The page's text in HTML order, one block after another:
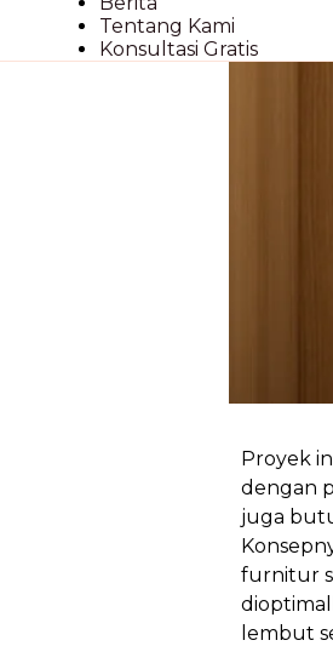
Tentang Kami
Konsultasi Gratis
Room
Proyek
dengan
juga
furnitur
lembut